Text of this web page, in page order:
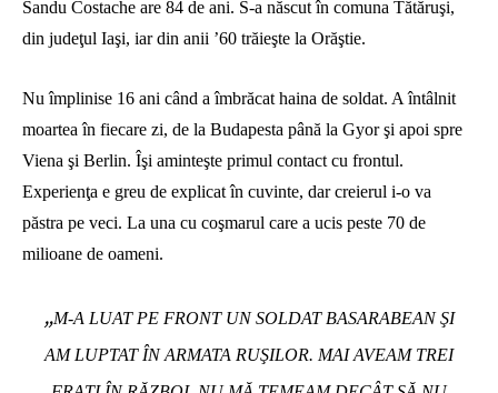
Sandu Costache are 84 de ani. S-a născut în comuna Tătăruşi,
din judeţul Iaşi, iar din anii ’60 trăieşte la Orăştie.
Nu împlinise 16 ani când a îmbrăcat haina de soldat. A întâlnit
moartea în fiecare zi, de la Budapesta până la Gyor şi apoi spre
Viena şi Berlin. Îşi aminteşte primul contact cu frontul.
Experienţa e greu de explicat în cuvinte, dar creierul i-o va
păstra pe veci. La una cu coşmarul care a ucis peste 70 de
milioane de oameni.
„M-A LUAT PE FRONT UN SOLDAT BASARABEAN ŞI
AM LUPTAT ÎN ARMATA RUŞILOR. MAI AVEAM TREI